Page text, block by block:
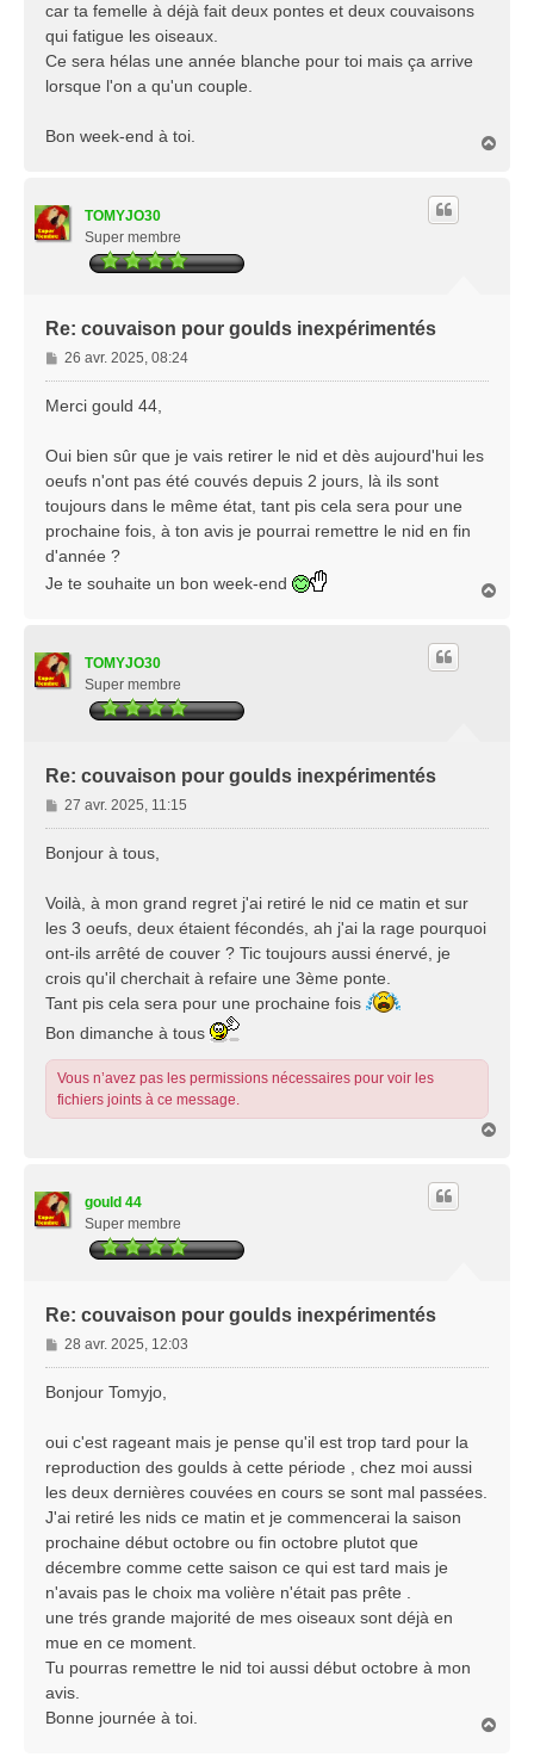
car ta femelle à déjà fait deux pontes et deux couvaisons
qui fatigue les oiseaux.
Ce sera hélas une année blanche pour toi mais ça arrive
lorsque l'on a qu'un couple.
Bon week-end à toi.
TOMYJO30
Super membre
Re: couvaison pour goulds inexpérimentés
M
e
s
g
e
26 avr. 2025, 08:24
Merci gould 44,
Oui bien sûr que je vais retirer le nid et dès aujourd'hui les
oeufs n'ont pas été couvés depuis 2 jours, là ils sont
toujours dans le même état, tant pis cela sera pour une
prochaine fois, à ton avis je pourrai remettre le nid en fin
d'année ?
Je te souhaite un bon week-end
TOMYJO30
Super membre
Re: couvaison pour goulds inexpérimentés
M
e
g
e
27 avr. 2025, 11:15
Bonjour à tous,
Voilà, à mon grand regret j'ai retiré le nid ce matin et sur
les 3 oeufs, deux étaient fécondés, ah j'ai la rage pourquoi
ont-ils arrêté de couver ? Tic toujours aussi énervé, je
crois qu'il cherchait à refaire une 3ème ponte.
Tant pis cela sera pour une prochaine fois
Bon dimanche à tous
Vous n’avez pas les permissions nécessaires pour voir les
fichiers joints à ce message.
gould 44
Super membre
Re: couvaison pour goulds inexpérimentés
M
e
g
e
28 avr. 2025, 12:03
Bonjour Tomyjo,
oui c'est rageant mais je pense qu'il est trop tard pour la
reproduction des goulds à cette période , chez moi aussi
les deux dernières couvées en cours se sont mal passées.
J'ai retiré les nids ce matin et je commencerai la saison
prochaine début octobre ou fin octobre plutot que
décembre comme cette saison ce qui est tard mais je
n'avais pas le choix ma volière n'était pas prête .
une trés grande majorité de mes oiseaux sont déjà en
mue en ce moment.
Tu pourras remettre le nid toi aussi début octobre à mon
avis.
Bonne journée à toi.